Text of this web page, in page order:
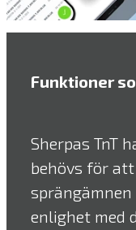
Funktioner
Sherpas TnT
behövs för
enlighet med